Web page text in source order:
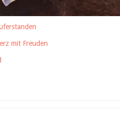
mit Freuden